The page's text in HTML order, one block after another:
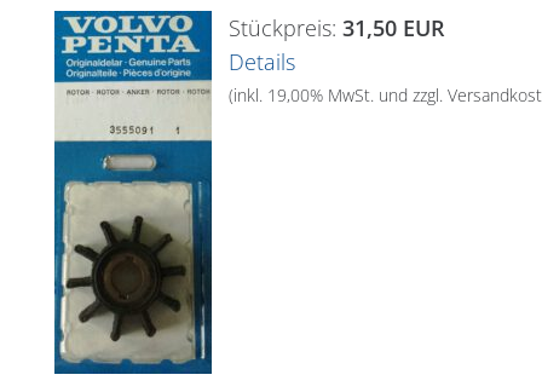
Stückpreis: 31,50 EUR
Details
(inkl. 19,00% MwSt. und zzgl.